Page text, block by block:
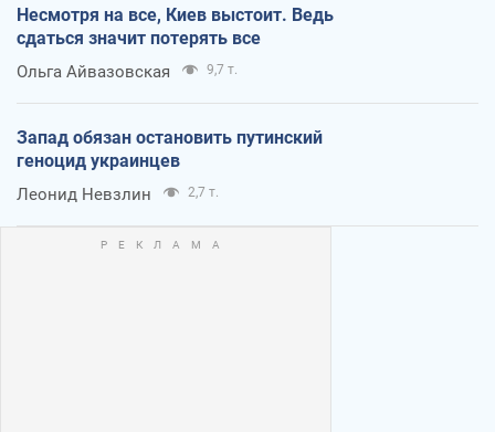
Несмотря на все, Киев выстоит. Ведь
сдаться значит потерять все
Ольга Айвазовская 9,7 т.
Запад обязан остановить путинский
геноцид украинцев
Леонид Невзлин 2,7 т.